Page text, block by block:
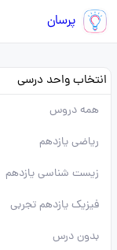
پرسان
انتخاب واحد درسی
همه دروس
ریاضی یازدهم
زیست شناسی یازدهم
فیزیک یازدهم تجربی
بدون درس